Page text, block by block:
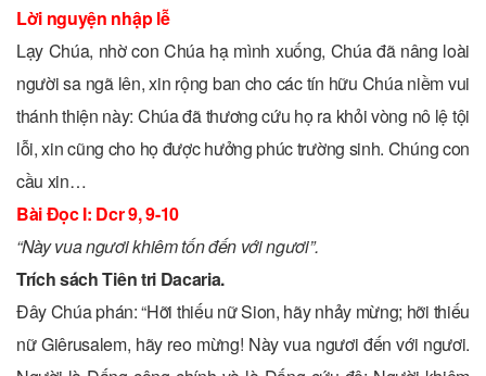
Lời nguyện nhập lễ
Lạy Chúa, nhờ con Chúa hạ mình xuống, Chúa đã nâng loài
người sa ngã lên, xin rộng ban cho các tín hữu Chúa niềm vui
thánh thiện này: Chúa đã thương cứu họ ra khỏi vòng nô lệ tội
lỗi, xin cũng cho họ được hưởng phúc trường sinh. Chúng con
cầu xin…
Bài Ðọc I: Dcr 9, 9-10
“Này vua ngươi khiêm tốn đến với ngươi”.
Trích sách Tiên tri Dacaria.
Ðây Chúa phán: “Hỡi thiếu nữ Sion, hãy nhảy mừng; hỡi thiếu
nữ Giêrusalem, hãy reo mừng! Này vua ngươi đến với ngươi.